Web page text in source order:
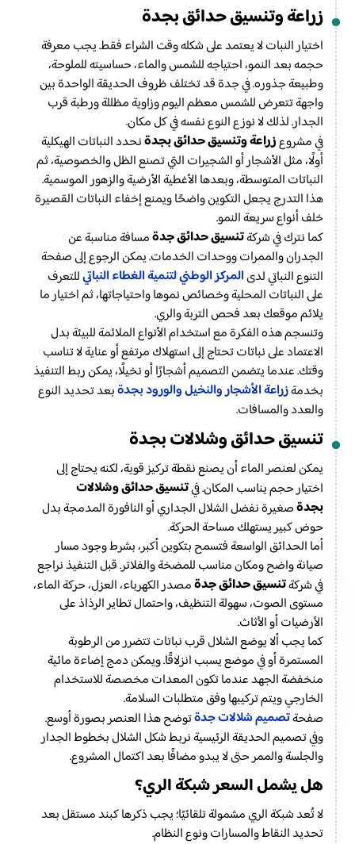
زراعة وتنسيق حدائق بجدة
اختيار النبات لا يعتمد على شكله وقت الشراء فقط. يجب معرفة
حجمه بعد النمو، احتياجه للشمس والماء، حساسيته للملوحة،
وطبيعة جذوره. في جدة قد تختلف ظروف الحديقة الواحدة بين
واجهة تتعرض للشمس معظم اليوم وزاوية مظللة ورطبة قرب
الجدار. لذلك لا نوزع النوع نفسه في كل مكان.
في مشروعزراعة وتنسيق حدائق بجدةنحدد النباتات الهيكلية
أولًا، مثل الأشجار أو الشجيرات التي تصنع الظل والخصوصية، ثم
النباتات المتوسطة، وبعدها الأغطية الأرضية والزهور الموسمية.
هذا التدرج يجعل التكوين واضحًا ويمنع إخفاء النباتات القصيرة
خلف أنواع سريعة النمو.
كما نترك في شركةتنسيق حدائق جدةمسافة مناسبة عن
الجدران والممرات ووحدات الخدمات. يمكن الرجوع إلى صفحة
التنوع النباتي لدىالمركز الوطني لتنمية الغطاء النباتيللتعرف
على النباتات المحلية وخصائص نموها واحتياجاتها، ثم اختيار ما
يلائم موقعك بعد فحص التربة والري.
وتنسجم هذه الفكرة مع استخدام الأنواع الملائمة للبيئة بدل
الاعتماد على نباتات تحتاج إلى استهلاك مرتفع أو عناية لا تناسب
وقتك. عندما يتضمن التصميم أشجارًا أو نخيلًا، يمكن ربط التنفيذ
بخدمةزراعة الأشجار والنخيل والورود بجدةبعد تحديد النوع
والعدد والمسافات.
تنسيق حدائق وشلالات بجدة
يمكن لعنصر الماء أن يصنع نقطة تركيز قوية، لكنه يحتاج إلى
اختيار حجم يناسب المكان. فيتنسيق حدائق وشلالات
بجدةصغيرة نفضل الشلال الجداري أو النافورة المدمجة بدل
حوض كبير يستهلك مساحة الحركة.
أما الحدائق الواسعة فتسمح بتكوين أكبر، بشرط وجود مسار
صيانة واضح ومكان مناسب للمضخة والفلاتر. قبل التنفيذ نراجع
في شركةتنسيق حدائق جدةمصدر الكهرباء، العزل، حركة الماء،
مستوى الصوت، سهولة التنظيف، واحتمال تطاير الرذاذ على
الأرضيات أو الأثاث.
كما يجب ألا يوضع الشلال قرب نباتات تتضرر من الرطوبة
المستمرة أو في موضع يسبب انزلاقًا. ويمكن دمج إضاءة مائية
منخفضة الجهد عندما تكون المعدات مخصصة للاستخدام
الخارجي ويتم تركيبها وفق متطلبات السلامة.
صفحةتصميم شلالات جدةتوضح هذا العنصر بصورة أوسع.
وفي تصميم الحديقة الرئيسية نربط شكل الشلال بخطوط الجدار
والجلسة والممر حتى لا يبدو مضافًا بعد اكتمال المشروع.
هل يشمل السعر شبكة الري؟
لا تُعد شبكة الري مشمولة تلقائيًا؛ يجب ذكرها كبند مستقل بعد
تحديد النقاط والمسارات ونوع النظام.